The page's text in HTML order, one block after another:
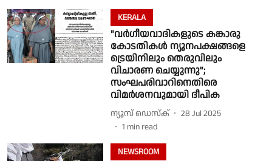
KERALA
"വർഗീയവാദികളുടെ കങ്കാരു
കോടതികൾ ന്യൂനപക്ഷങ്ങളെ
ട്രെയിനിലും തെരുവിലും
വിചാരണ ചെയ്യുന്നു";
സംഘപരിവാറിനെതിരെ
വിമർശനവുമായി ദീപിക
ന്യൂസ് ഡെസ്ക്
28 Jul 2025
1 min read
NEWSROOM